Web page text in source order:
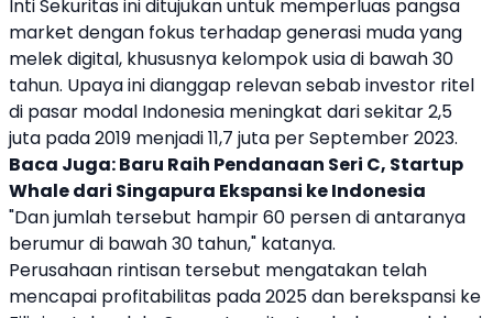
Inti Sekuritas ini ditujukan untuk memperluas pangsa
market dengan fokus terhadap generasi muda yang
melek digital, khususnya kelompok usia di bawah 30
tahun. Upaya ini dianggap relevan sebab investor ritel
di pasar modal Indonesia meningkat dari sekitar 2,5
juta pada 2019 menjadi 11,7 juta per September 2023.
Baca Juga:Baru Raih Pendanaan Seri C, Startup
Whale dari Singapura Ekspansi ke Indonesia
"Dan jumlah tersebut hampir 60 persen di antaranya
berumur di bawah 30 tahun," katanya.
Perusahaan rintisan tersebut mengatakan telah
mencapai profitabilitas pada 2025 dan berekspansi ke